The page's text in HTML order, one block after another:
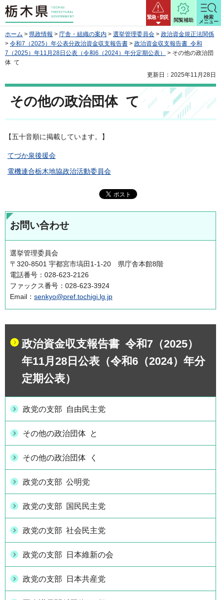
栃木県 緊急・防災
閲覧補助
検索
メニュー
ホーム > 県政情報 > 庁舎・組織の案内 > 選挙管理委員会 > 政治資金規正法関係
> 令和7（2025）年公表分政治資金収支報告書 > 政治資金収支報告書 令和
7（2025）年11月28日公表（令和6（2024）年分定期公表）
> その他の政治団
体 て
更新日：2025年11月28日
その他の政治団体 て
【五十音順に掲載しています。】
てづか泉後援会
電機連合栃木地協政治活動委員会
お問い合わせ
選挙管理委員会
〒320-8501 宇都宮市塙田1-1-20 県庁舎本館8階
電話番号：028-623-2126
ファックス番号：028-623-3924
Email： senkyo@pref.tochigi.lg.jp
政治資金収支報告書 令和7（2025）
年11月28日公表（令和6（2024）年分
定期公表）
政党の支部 自由民主党
その他の政治団体 と
その他の政治団体 く
政党の支部 公明党
政党の支部 国民民主党
政党の支部 社会民主党
政党の支部 日本維新の会
政党の支部 日本共産党